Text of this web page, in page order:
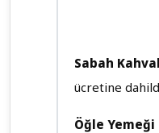
Sabah
ücretine
Öğle Yemeği